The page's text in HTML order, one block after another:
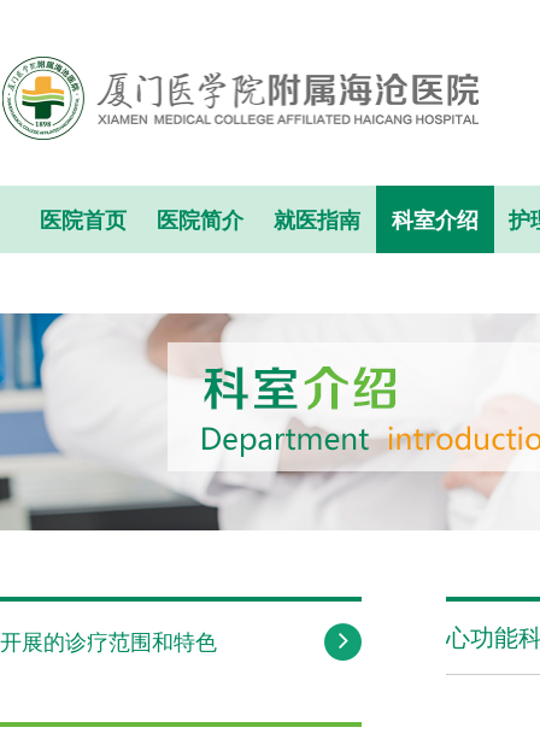
医院首页 医院简介 就医指南 科室介绍 护
心功能
开展的诊疗范围和特色